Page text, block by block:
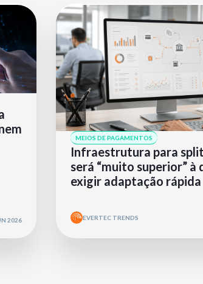
2026
MEIOS DE PAGAMENTOS
Infraestrutura para
será “muito superior” à
exigir adaptação rápida
EVERTEC TRENDS